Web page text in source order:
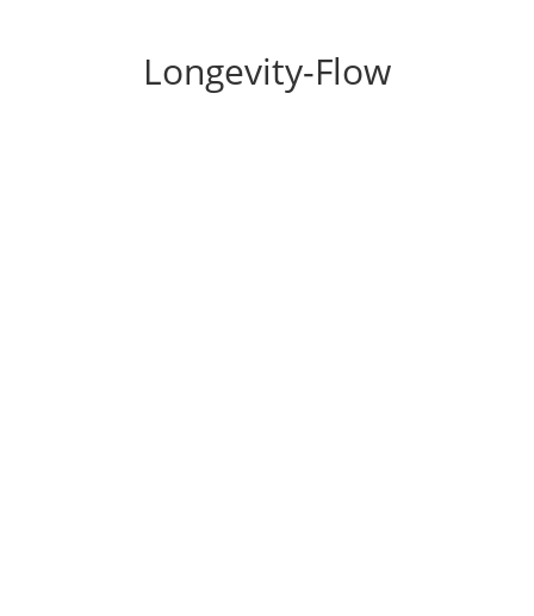
Longevity-Flow